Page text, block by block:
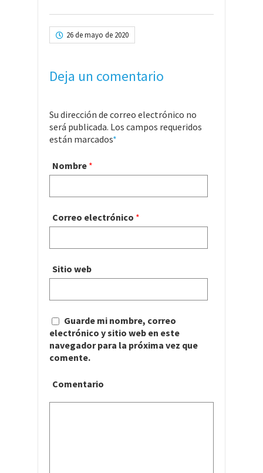
26 de mayo de 2020
Deja un comentario
Su dirección de correo electrónico no
será publicada. Los campos requeridos
están marcados*
Nombre *
Correo electrónico *
Sitio web
Guarde mi nombre, correo
electrónico y sitio web en este
navegador para la próxima vez que
comente.
Comentario